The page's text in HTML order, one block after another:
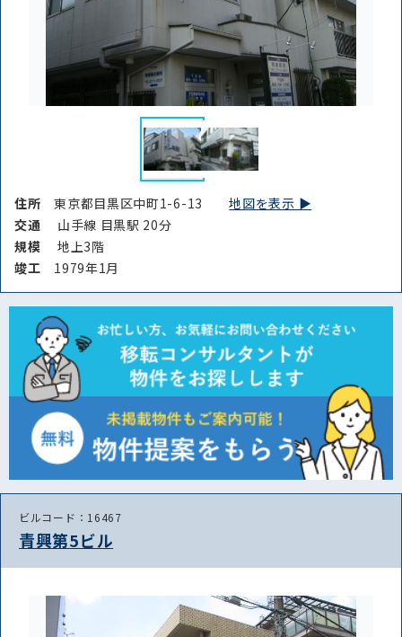
住所東京都目黒区中町1-6-13地図を表示 ▶︎
交通
山手線 目黒駅 20分
規模
地上3階
竣⼯ 1979年1月
ビルコード：16467
青興第5ビル